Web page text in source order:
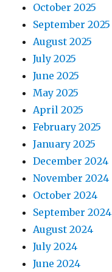
October 2025
September 2025
August 2025
July 2025
June 2025
May 2025
April 2025
February 2025
January 2025
December 2024
November 2024
October 2024
September 2024
August 2024
July 2024
June 2024